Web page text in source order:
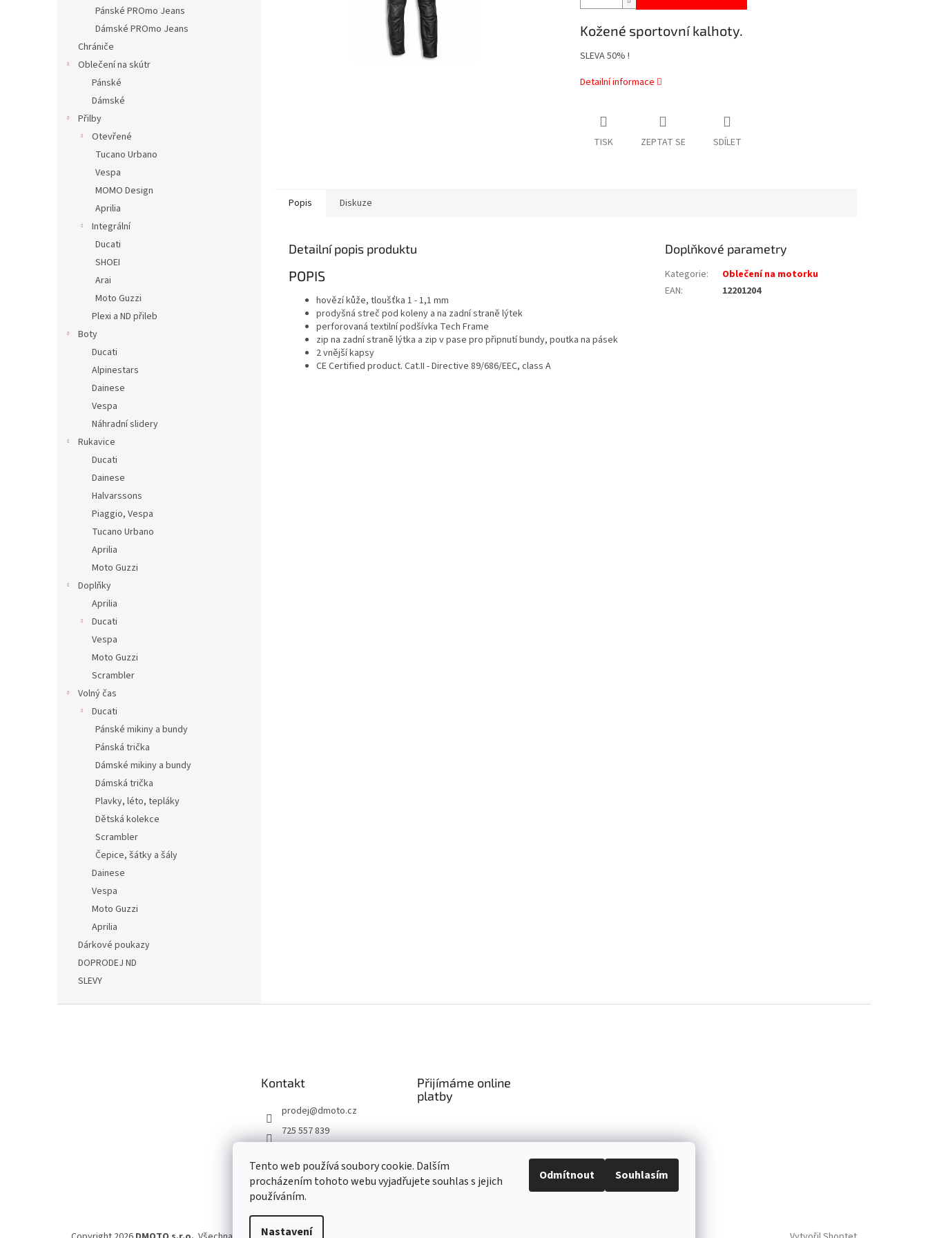
Tento web používá soubory cookie. Dalším
procházením tohoto webu vyjadřujete souhlas s jejich
používáním.
Nastavení
Odmítnout Souhlasím
Pánské PROmo Jeans
Dámské PROmo Jeans
Chrániče
Oblečení na skútr
Pánské
Dámské
Přilby
Otevřené
Tucano Urbano
Vespa
MOMO Design
Aprilia
Integrální
Ducati
SHOEI
Arai
Moto Guzzi
Plexi a ND přileb
Boty
Ducati
Alpinestars
Dainese
Vespa
Náhradní slidery
Rukavice
Ducati
Dainese
Halvarssons
Piaggio, Vespa
Tucano Urbano
Aprilia
Moto Guzzi
Doplňky
Aprilia
Ducati
Vespa
Moto Guzzi
Scrambler
Volný čas
Ducati
Pánské mikiny a bundy
Pánská trička
Dámské mikiny a bundy
Dámská trička
Plavky, léto, tepláky
Dětská kolekce
Scrambler
Čepice, šátky a šály
Dainese
Vespa
Moto Guzzi
Aprilia
Dárkové poukazy
DOPRODEJ ND
SLEVY
Kožené sportovní kalhoty.
SLEVA 50% !
Detailní informace
TISK ZEPTAT SE SDÍLET
Popis Diskuze
Detailní popis produktu
POPIS
hovězí kůže, tloušťka 1 - 1,1 mm
prodyšná streč pod koleny a na zadní straně lýtek
perforovaná textilní podšívka Tech Frame
zip na zadní straně lýtka a zip v pase pro připnutí bundy, poutka na pásek
2 vnější kapsy
CE Certified product. Cat.II - Directive 89/686/EEC, class A
Doplňkové parametry
Kategorie:
Oblečení na motorku
EAN: 12201204
Kontakt
prodej@dmoto.cz
725 557 839
dmoto.cz
YouTube DMOTO
Přijímáme online
platby